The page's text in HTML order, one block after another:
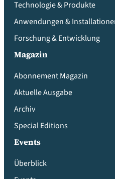
Technologie & Produkte
Anwendungen &
Forschung & Entwicklung
Magazin
Abonnement Magazin
Aktuelle Ausgabe
Archiv
Special Editions
Events
Überblick